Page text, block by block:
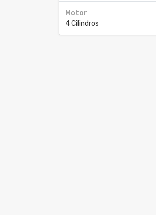
Motor
4 Cilindros